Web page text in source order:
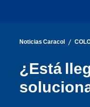
Noticias Caracol /
¿Está